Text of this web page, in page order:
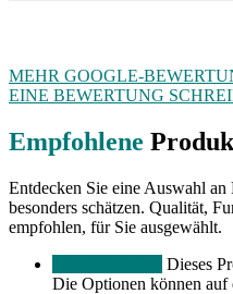
MEHR GOOGLE-
EINE BEWERTUNG
Empfohlene
Entdecken Sie eine Auswahl
besonders schätzen. Qualität,
empfohlen, für Sie ausgewählt.
Dieses
Die Optionen können auf